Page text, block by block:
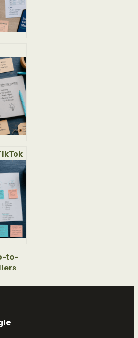
: 4
votre
3
to-
votre